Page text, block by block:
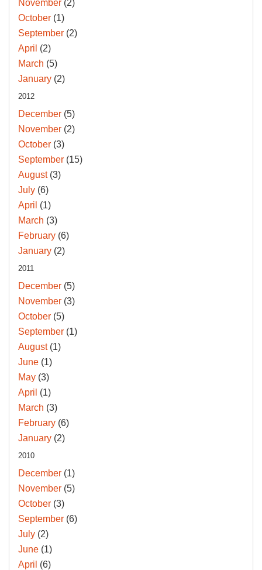
November (2)
October (1)
September (2)
April (2)
March (5)
January (2)
2012
December (5)
November (2)
October (3)
September (15)
August(3)
July (6)
April (1)
March (3)
February (6)
January (2)
2011
December (5)
November (3)
October (5)
September (1)
August(1)
June (1)
May (3)
April (1)
March (3)
February (6)
January (2)
2010
December (1)
November (5)
October (3)
September (6)
July (2)
June (1)
April (6)